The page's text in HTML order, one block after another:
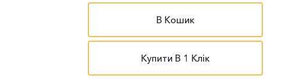
В Кошик
Купити В 1 Клік